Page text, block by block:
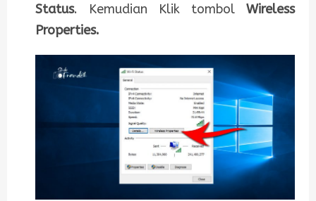
Status. Kemudian Klik tombol Wireless
Properties.